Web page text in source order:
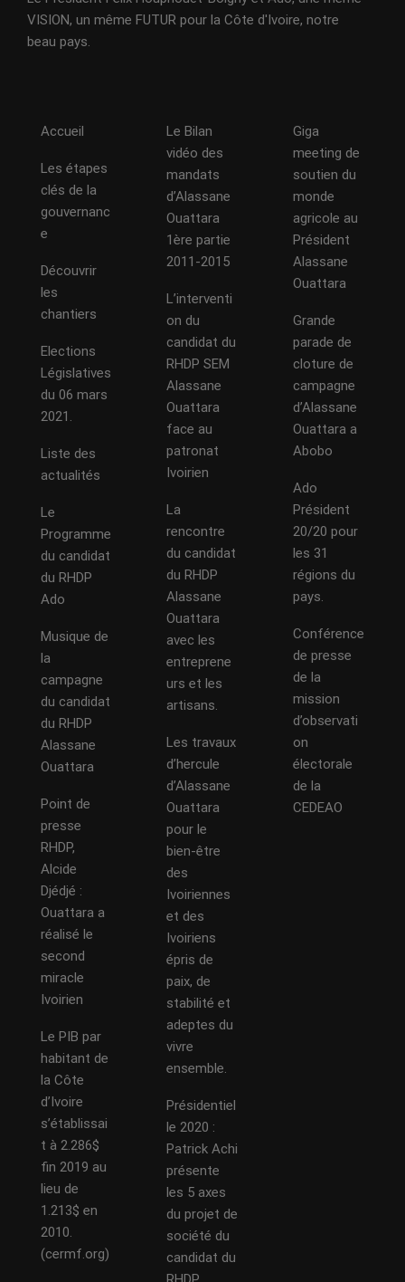
VISION, un même FUTUR pour la Côte d'Ivoire, notre
beau pays.
Accueil
Les étapes
clés de la
gouvernanc
e
Découvrir
les
chantiers
Elections
Législatives
du 06 mars
2021.
Liste des
actualités
Le
Programme
du candidat
du RHDP
Ado
Musique de
la
campagne
du candidat
du RHDP
Alassane
Ouattara
Point de
presse
RHDP,
Alcide
Djédjé :
Ouattara a
réalisé le
second
miracle
Ivoirien
Le PIB par
habitant de
la Côte
d’Ivoire
s’établissai
t à 2.286$
fin 2019 au
lieu de
1.213$ en
2010.
(cermf.org)
Le Bilan
vidéo des
mandats
d’Alassane
Ouattara
1ère partie
2011-2015
L’interventi
on du
candidat du
RHDP SEM
Alassane
Ouattara
face au
patronat
Ivoirien
La
rencontre
du candidat
du RHDP
Alassane
Ouattara
avec les
entreprene
urs et les
artisans.
Les travaux
d’hercule
d’Alassane
Ouattara
pour le
bien-être
des
Ivoiriennes
et des
Ivoiriens
épris de
paix, de
stabilité et
adeptes du
vivre
ensemble.
Présidentiel
le 2020 :
Patrick Achi
présente
les 5 axes
du projet de
société du
candidat du
Giga
meeting de
soutien du
monde
agricole au
Président
Alassane
Ouattara
Grande
parade de
cloture de
campagne
d’Alassane
Ouattara a
Abobo
Ado
Président
20/20 pour
les 31
régions du
pays.
Conférence
de presse
de la
mission
d’observati
on
électorale
de la
CEDEAO